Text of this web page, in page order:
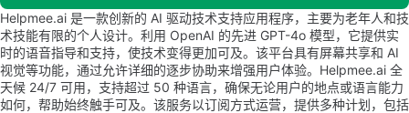
Helpmee.ai 是一款创新的 AI 驱动技术支持应用程序，主要为老年人和技
术技能有限的个人设计。利用 OpenAI 的先进 GPT-4o 模型，它提供实
时的语音指导和支持，使技术变得更加可及。该平台具有屏幕共享和 AI
视觉等功能，通过允许详细的逐步协助来增强用户体验。Helpmee.ai 全
天候 24/7 可用，支持超过 50 种语言，确保无论用户的地点或语言能力
如何，帮助始终触手可及。该服务以订阅方式运营，提供多种计划，包括